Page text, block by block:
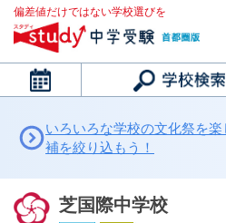
偏差値だけではない学校選びを
カレンダー
いろいろな学校の文化祭を
補を絞り込もう！
芝国際中学校